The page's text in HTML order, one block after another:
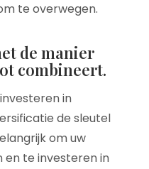
te overwegen.
de manier
combineert.
in
de sleutel
om uw
te investeren in